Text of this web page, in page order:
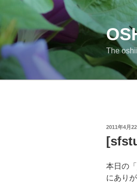
ツ
The
投
日:
2011年4月
本日の「
にあり